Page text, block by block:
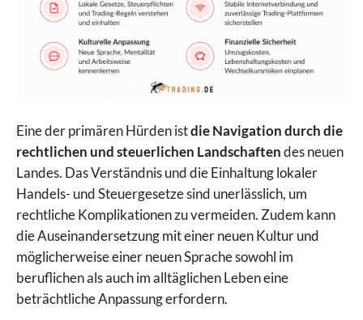
Eine der primären Hürden istdie Navigation durch die
rechtlichen und steuerlichen Landschaftendes neuen
Landes. Das Verständnis und die Einhaltung lokaler
Handels- und Steuergesetze sind unerlässlich, um
rechtliche Komplikationen zu vermeiden. Zudem kann
die Auseinandersetzung mit einer neuen Kultur und
möglicherweise einer neuen Sprache sowohl im
beruflichen als auch im alltäglichen Leben eine
beträchtliche Anpassung erfordern.